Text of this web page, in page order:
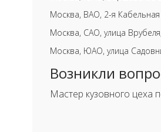
Москва, ВАО, 2-я Кабельная
Москва, САО, улица
Москва, ЮАО, улица
Возникли
Мастер кузовного цеха